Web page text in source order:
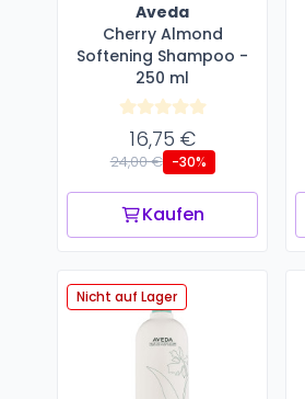
Aveda
Cherry Almond
Softening Shampoo -
250 ml
16,75 €
24,00 € -30%
Kaufen
Nicht auf Lager